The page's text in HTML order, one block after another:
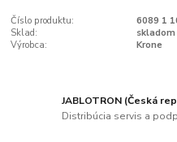
Číslo produktu:
6089 1
Sklad:
skladom
Výrobca:
Krone
JABLOTRON (Česká
Distribúcia servis a